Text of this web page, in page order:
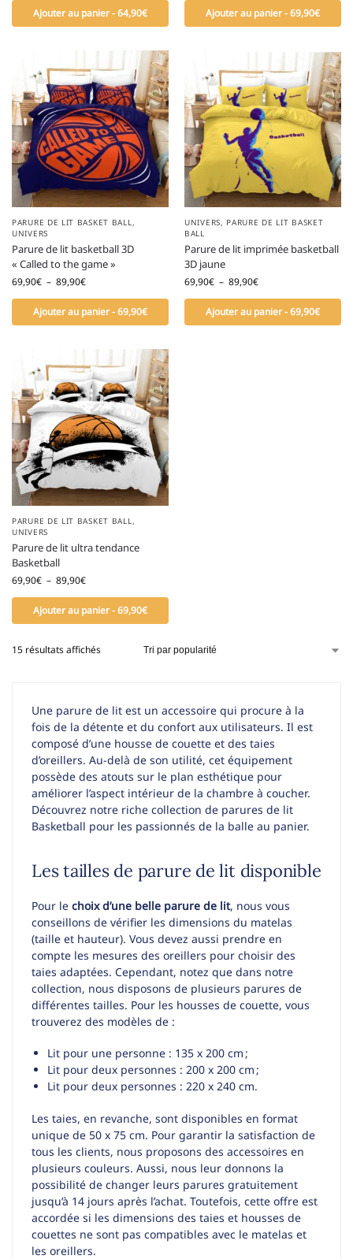
Ajouter au panier - 64,90€ Ajouter au panier - 69,90€
PARURE DE LIT BASKET BALL,
UNIVERS
Parure de lit basketball 3D
« Called to the game »
69,90€ – 89,90€
Ajouter au panier - 69,90€
UNIVERS, PARURE DE LIT BASKET
BALL
Parure de lit imprimée basketball
3D jaune
69,90€ – 89,90€
Ajouter au panier - 69,90€
PARURE DE LIT BASKET BALL,
UNIVERS
Parure de lit ultra tendance
Basketball
69,90€ – 89,90€
Ajouter au panier - 69,90€
15 résultats affichés
Une parure de lit est un accessoire qui procure à la
fois de la détente et du confort aux utilisateurs. Il est
composé d’une housse de couette et des taies
d’oreillers. Au-delà de son utilité, cet équipement
possède des atouts sur le plan esthétique pour
améliorer l’aspect intérieur de la chambre à coucher.
Découvrez notre riche collection de parures de lit
Basketball pour les passionnés de la balle au panier.
Les tailles de parure de lit disponible
Pour le choix d’une belle parure de lit, nous vous
conseillons de vérifier les dimensions du matelas
(taille et hauteur). Vous devez aussi prendre en
compte les mesures des oreillers pour choisir des
taies adaptées. Cependant, notez que dans notre
collection, nous disposons de plusieurs parures de
différentes tailles. Pour les housses de couette, vous
trouverez des modèles de :
Lit pour une personne : 135 x 200 cm ;
Lit pour deux personnes : 200 x 200 cm ;
Lit pour deux personnes : 220 x 240 cm.
Les taies, en revanche, sont disponibles en format
unique de 50 x 75 cm. Pour garantir la satisfaction de
tous les clients, nous proposons des accessoires en
plusieurs couleurs. Aussi, nous leur donnons la
possibilité de changer leurs parures gratuitement
jusqu’à 14 jours après l’achat. Toutefois, cette offre est
accordée si les dimensions des taies et housses de
couettes ne sont pas compatibles avec le matelas et
les oreillers.